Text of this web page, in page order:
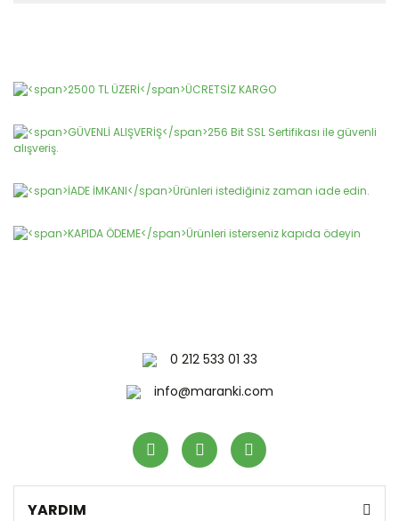
Bu ürüne ilk yorumu siz yapın!
konularda yetersiz gördüğünüz noktaları öneri formunu
kullanarak tarafımıza iletebilirsiniz.
Ürün açıklamasında eksik bilgiler bulunuyor.
Ürün fiyatı diğer sitelerden daha pahalı.
0 212 533 01 33
info@maranki.com
YARDIM